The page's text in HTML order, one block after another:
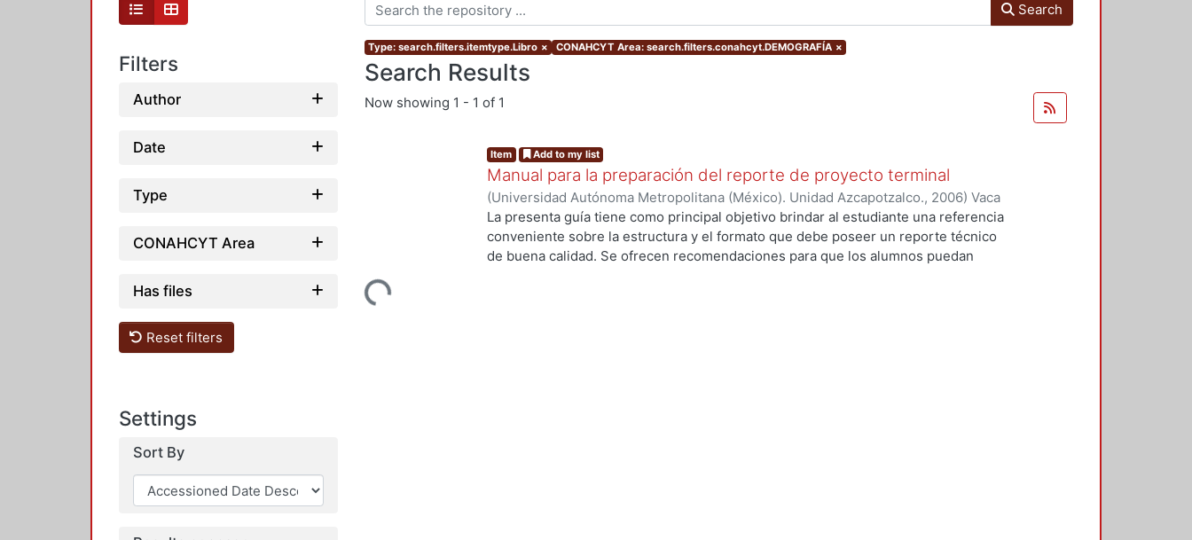
Filters
Author
Date
Type
CONAHCYT Area
Has files
Reset filters
Settings
Sort By
Search
Type: search.filters.itemtype.Libro × CONAHCYT Area: search.filters.conahcyt.DEMOGRAFÍA ×
Search Results
Now showing 1 - 1 of 1
Loading...
Item Add to my list
Manual para la preparación del reporte de proyecto terminal
(Universidad Autónoma Metropolitana (México). Unidad Azcapotzalco., 2006) Vaca
Mier, Mabel;López Callejas, Raymundo;Campero-Littlewood, Eduardo
La presenta guía tiene como principal objetivo brindar al estudiante una referencia
conveniente sobre la estructura y el formato que debe poseer un reporte técnico
de buena calidad. Se ofrecen recomendaciones para que los alumnos puedan